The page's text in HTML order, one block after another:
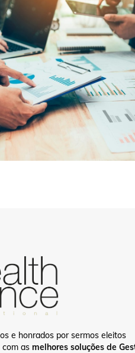
e honrados por sermos eleitos
as melhores soluções de